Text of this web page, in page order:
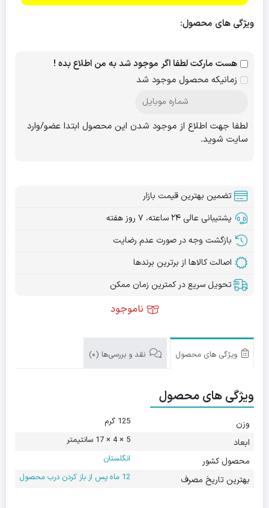
ویژگی های محصول:
هست مارکت لطفا اگر موجود شد به من اطلاع بده !
زمانیکه محصول موجود شد
لطفا جهت اطلاع از موجود شدن این محصول ابتدا عضو/وارد
سایت شوید.
تضمین بهترین قیمت بازار
پشتیبانی عالی ۲۴ ساعته، ۷ روز هفته
بازگشت وجه در صورت عدم رضایت
اصالت کالاها از برترین برندها
تحویل سریع در کمترین زمان ممکن
ناموجود
ویژگی های محصول نقد و بررسی‌ها (0)
ویژگی های محصول
وزن 125 گرم
ابعاد 5 × 4 × 17 سانتیمتر
محصول کشور انگلستان
بهترین تاریخ مصرف 12 ماه پس از باز کردن درب محصول